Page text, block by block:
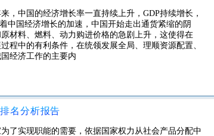
，中国的经济增长率一直持续上升，GDP持续增长，
中国经济增长的加速，中国开始走出通货紧缩的阴
材料、燃料、动力购进价格的急剧上升，这使得在
程中的有利条件，在统领发展全局、理顺资源配置、
经济工作的主要内
名分析报告
了实现职能的需要，依据国家权力从社会产品分配中